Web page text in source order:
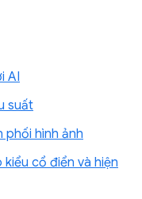
AI
suất
phối hình ảnh
cổ điển và hiện